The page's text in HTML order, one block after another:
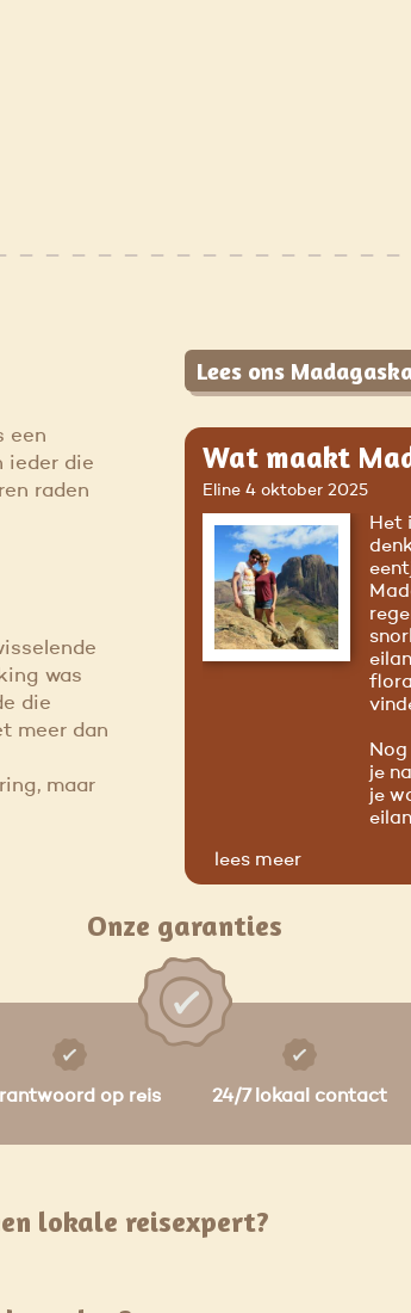
een
ieder die
raden
was
die
meer dan
maar
Lees ons
Wat maakt
Eline 4 oktober 2025
Het
je
je
lees meer
Onze garanties
op reis 24/7 lokaal contact
lokale reisexpert?